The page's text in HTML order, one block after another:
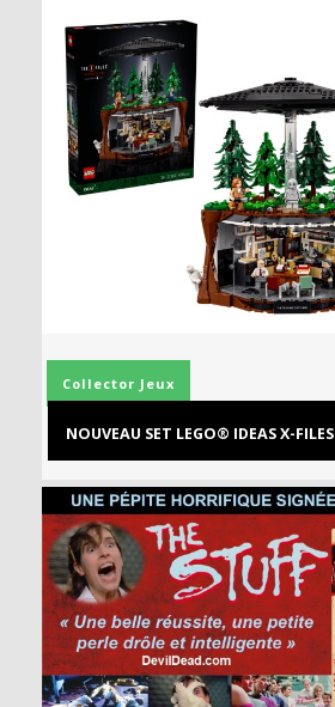
Collector Jeux
NOUVEAU SET LEGO® IDEAS X-FILES